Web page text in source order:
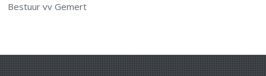
Bestuur vv Gemert